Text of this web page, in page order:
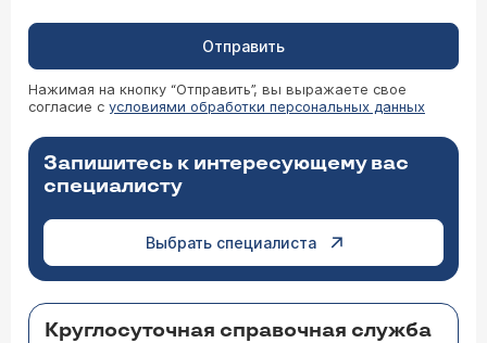
Отправить
Нажимая на кнопку “Отправить”, вы выражаете свое
согласие с условиями обработки персональных данных
Запишитесь к интересующему вас
специалисту
Выбрать специалиста
Круглосуточная справочная служба